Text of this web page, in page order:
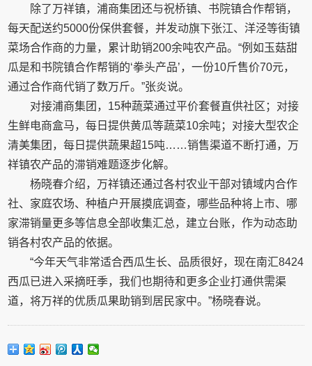
除了万祥镇，浦商集团还与祝桥镇、书院镇合作帮销，
每天配送约5000份保供套餐，并发动旗下张江、洋泾等街镇
菜场合作商的力量，累计助销200余吨农产品。“例如玉菇甜
瓜是和书院镇合作帮销的‘拳头产品’，一份10斤售价70元，
通过合作商代销了数万斤。”张炎说。
对接浦商集团，15种蔬菜通过平价套餐直供社区；对接
生鲜电商盒马，每日提供黄瓜等蔬菜10余吨；对接大型农企
清美集团，每日提供蔬果超15吨……销售渠道不断打通，万
祥镇农产品的滞销难题逐步化解。
杨晓春介绍，万祥镇还通过各村农业干部对镇域内合作
社、家庭农场、种植户开展摸底调查，哪些品种将上市、哪
家滞销量更多等信息全部收集汇总，建立台账，作为动态助
销各村农产品的依据。
“今年天气非常适合西瓜生长、品质很好，现在南汇8424
西瓜已进入采摘旺季，我们也期待和更多企业打通供需渠
道，将万祥的优质瓜果助销到居民家中。”杨晓春说。